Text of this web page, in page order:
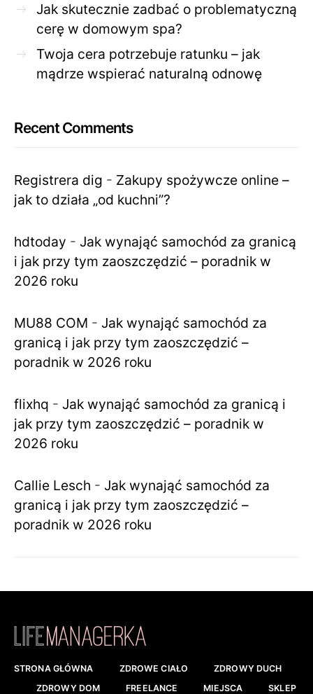
Jak skutecznie zadbać o problematyczną
cerę w domowym spa?
Twoja cera potrzebuje ratunku – jak
mądrze wspierać naturalną odnowę
Recent Comments
Registrera dig - Zakupy spożywcze online –
jak to działa „od kuchni”?
hdtoday - Jak wynająć samochód za granicą
i jak przy tym zaoszczędzić – poradnik w
2026 roku
MU88 COM - Jak wynająć samochód za
granicą i jak przy tym zaoszczędzić –
poradnik w 2026 roku
flixhq - Jak wynająć samochód za granicą i
jak przy tym zaoszczędzić – poradnik w
2026 roku
Callie Lesch - Jak wynająć samochód za
granicą i jak przy tym zaoszczędzić –
poradnik w 2026 roku
STRONA GŁÓWNA ZDROWE CIAŁO
ZDROWY DUCH
ZDROWY DOM
FREELANCE MIEJSCA SKLEP